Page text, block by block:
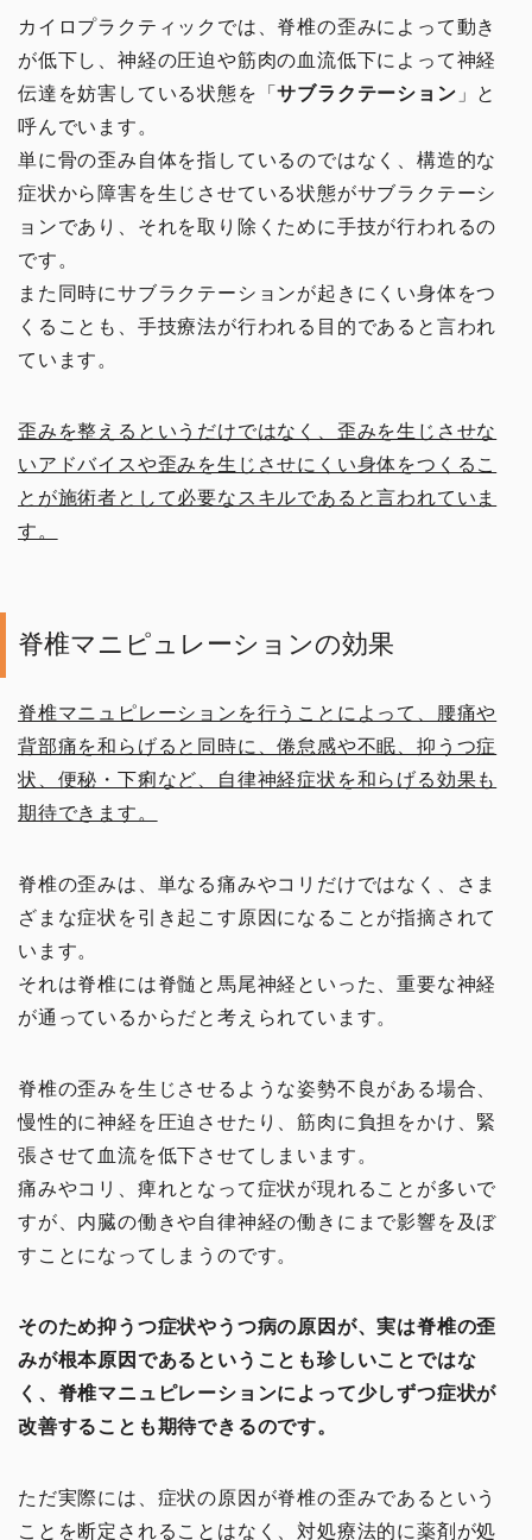
カイロプラクティックでは、脊椎の歪みによって動き
が低下し、神経の圧迫や筋肉の血流低下によって神経
伝達を妨害している状態を「サブラクテーション 」と
呼んでいます。
単に骨の歪み自体を指しているのではなく、構造的な
症状から障害を生じさせている状態がサブラクテーシ
ョンであり、それを取り除くために手技が行われるの
です。
また同時にサブラクテーションが起きにくい身体をつ
くることも、手技療法が行われる目的であると言われ
ています。
歪みを整えるというだけではなく、歪みを生じさせな
いアドバイスや歪みを生じさせにくい身体をつくるこ
とが施術者として必要なスキルであると言われていま
す。
脊椎マニピュレーションの効果
脊椎マニュピレーションを行うことによって、腰痛や
背部痛を和らげると同時に、倦怠感や不眠、抑うつ症
状、便秘・下痢など、自律神経症状を和らげる効果も
期待できます。
脊椎の歪みは、単なる痛みやコリだけではなく、さま
ざまな症状を引き起こす原因になることが指摘されて
います。
それは脊椎には脊髄と馬尾神経といった、重要な神経
が通っているからだと考えられています。
脊椎の歪みを生じさせるような姿勢不良がある場合、
慢性的に神経を圧迫させたり、筋肉に負担をかけ、緊
張させて血流を低下させてしまいます。
痛みやコリ、痺れとなって症状が現れることが多いで
すが、内臓の働きや自律神経の働きにまで影響を及ぼ
すことになってしまうのです。
そのため抑うつ症状やうつ病の原因が、実は脊椎の歪
みが根本原因であるということも珍しいことではな
く、脊椎マニュピレーションによって少しずつ症状が
改善することも期待できるのです。
ただ実際には、症状の原因が脊椎の歪みであるという
ことを断定されることはなく、対処療法的に薬剤が処
イチオシ！
頭・首の手技